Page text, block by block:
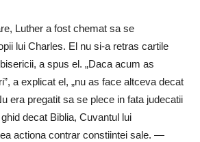
Luther a fost chemat sa se
lui Charles. El nu si-a retras cartile
a spus el. „Daca acum as
a explicat el, „nu as face altceva decat
era pregatit sa se plece in fata judecatii
decat Biblia, Cuvantul lui
actiona contrar constiintei sale. —